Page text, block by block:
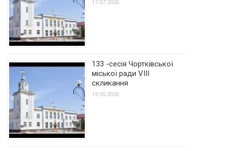
17.07.2026
133 -сесія Чортківської
міської ради VIII
скликання
15.05.2026